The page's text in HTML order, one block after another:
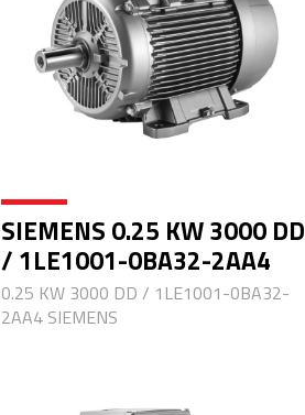
SIEMENS 0.25 KW 3000 DD
/ 1LE1001-0BA32-2AA4
0.25 KW 3000 DD / 1LE1001-0BA32-
2AA4 SIEMENS